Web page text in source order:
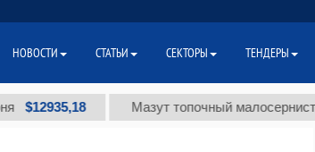
Мазут топочный малосернистый (т.)
НОВОСТИ СТАТЬИ СЕКТОРЫ ТЕНДЕРЫ